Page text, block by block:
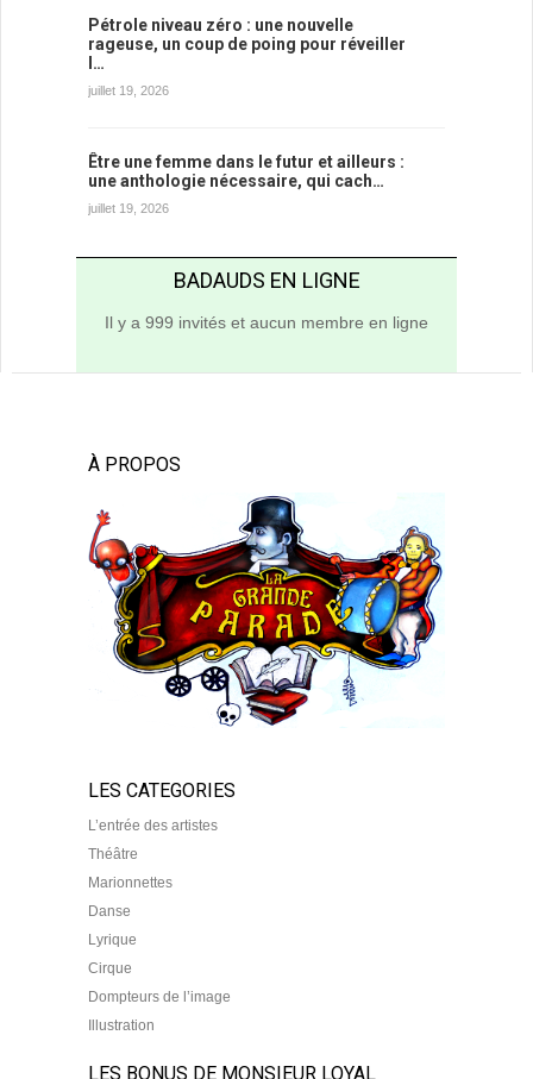
Pétrole niveau zéro : une nouvelle
rageuse, un coup de poing pour réveiller
l…
juillet 19, 2026
Être une femme dans le futur et ailleurs :
une anthologie nécessaire, qui cach…
juillet 19, 2026
BADAUDS EN LIGNE
Il y a 999 invités et aucun membre en ligne
À PROPOS
LES CATEGORIES
L’entrée des artistes
Théâtre
Marionnettes
Danse
Lyrique
Cirque
Dompteurs de l’image
Illustration
LES BONUS DE MONSIEUR LOYAL